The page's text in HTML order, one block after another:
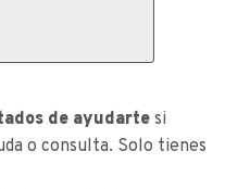
de ayudarte si
o consulta. Solo tienes